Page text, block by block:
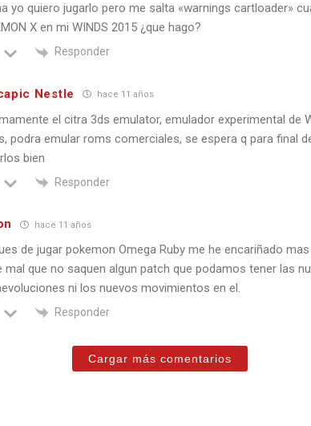
yo quiero jugarlo pero me salta «warnings cartloader»
X en mi WINDS 2015 ¿que hago?
Responder
Nestle hace 11 años
el citra 3ds emulator, emulador experimental de
podra emular roms comerciales, se espera q para final
bien
Responder
hace 11 años
de jugar pokemon Omega Ruby me he encariñado
mal que no saquen algun patch que podamos tener las
ni los nuevos movimientos en el.
Responder
Cargar más comentarios